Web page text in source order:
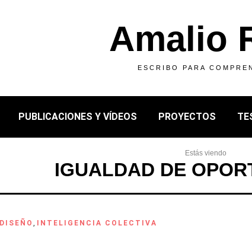
Amalio
ESCRIBO PARA
PUBLICACIONES Y VÍDEOS PROYECTOS
Estás viendo
IGUALDAD DE
DISEÑO , INTELIGENCIA COLECTIVA